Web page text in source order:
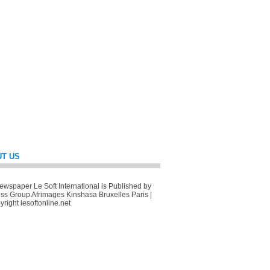
US
Le Soft International is Published by
Group Afrimages Kinshasa Bruxelles Paris |
lesoftonline.net